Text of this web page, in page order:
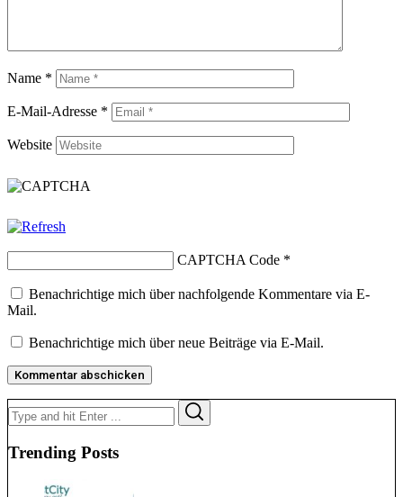
Name *
E-Mail-Adresse *
Website
CAPTCHA Code *
Benachrichtige mich über nachfolgende Kommentare via E-
Mail.
Benachrichtige mich über neue Beiträge via E-Mail.
Search
for:
Trending Posts